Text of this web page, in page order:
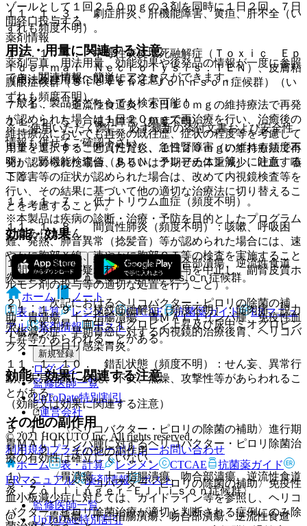
１１．１．３． 劇症肝炎、肝機能障害、黄疸、肝不全（い
ずれも頻度不明）。
１１．１．４． 中毒性表皮壊死融解症（Ｔｏｘｉｃ Ｅｐ
ｉｄｅｒｍａｌ Ｎｅｃｒｏｌｙｓｉｓ：ＴＥＮ）、皮膚粘
膜眼症候群（Ｓｔｅｖｅｎｓ−Ｊｏｈｎｓｏｎ症候群）（い
ずれも頻度不明）。
１１．１．５． 視力障害（頻度不明）。
１１．１．６． 間質性腎炎、急性腎障害（いずれも頻度不
明）：腎機能検査値（ＢＵＮ、クレアチニン等）に注意する
こと。
１１．１．７． 低ナトリウム血症（頻度不明）。
１１．１．８． 間質性肺炎（頻度不明）：咳嗽、呼吸困
難、発熱、肺音異常（捻髪音）等が認められた場合には、速
やかに胸部Ｘ線、速やかに胸部ＣＴ等の検査を実施すること
（間質性肺炎が疑われた場合には投与を中止し、副腎皮質ホ
ルモン剤の投与等の適切な処置を行うこと）。
１１．１．９． 横紋筋融解症（頻度不明）：筋肉痛、脱力
感、ＣＫ上昇、血中ミオグロビン上昇及び尿中ミオグロビン
上昇等があらわれることがある。
１１．１．１０． 錯乱状態（頻度不明）：せん妄、異常行
動、失見当識、幻覚、不安、焦燥、攻撃性等があらわれるこ
とがある。
その他の副作用
１１．２． その他の副作用
１）． 〈胃潰瘍、十二指腸潰瘍、吻合部潰瘍、逆流性食道
炎、Ｚｏｌｌｉｎｇｅｒ−Ｅｌｌｉｓｏｎ症候群〉
@． 〈胃潰瘍、十二指腸潰瘍、吻合部潰瘍、逆流性食道
ゾールとして１回２５０ｍｇの３剤を同時に１日２回、７日
間経口投与する。
用法・用量に関連する注意
（用法及び用量に関連する注意）
７．１． 〈逆流性食道炎〉１日１０ｍｇの維持療法で再発
が認められた場合は１日２０ｍｇで再治療を行い、治癒後の
維持療法においても再発の既往歴、症状の程度等を考慮して
用量を選択すること（ただし、１日２０ｍｇの維持療法で再
発が認められた場合、あるいは予期せぬ体重減少、吐血、嚥
下障害等の症状が認められた場合は、改めて内視鏡検査等を
行い、その結果に基づいて他の適切な治療法に切り替えるこ
とを考慮すること）。
効能・効果
１）． 胃潰瘍、十二指腸潰瘍、吻合部潰瘍、逆流性食道
炎、Ｚｏｌｌｉｎｇｅｒ−Ｅｌｌｉｓｏｎ症候群。
２）． 次記におけるヘリコバクター・ピロリの除菌の補
助：胃潰瘍、十二指腸潰瘍、胃ＭＡＬＴリンパ腫、免疫性血
小板減少症、早期胃癌に対する内視鏡的治療後胃、ヘリコバ
クター・ピロリ感染胃炎。
効能・効果に関連する注意
（効能又は効果に関連する注意）
５．１． 〈ヘリコバクター・ピロリの除菌の補助〉進行期
胃ＭＡＬＴリンパ腫に対するヘリコバクター・ピロリ除菌治
療の有効性は確立していない。
５．２． 〈ヘリコバクター・ピロリの除菌の補助〉免疫性
血小板減少症に対しては、ガイドライン等を参照し、ヘリコ
バクター・ピロリ除菌治療が適切と判断される症例にのみ除
薬剤情報
薬剤写真、用法用量、効能効果や後発品の情報が一度に参照
でき、関連情報へ簡単にアクセスができます。
一般名、製品名どちらでも検索可能！
※ ご使用いただく際に、必ず最新の添付文書および安全性
情報も併せてご確認下さい。
※本製品は疾病の診断・治療・予防を目的としたプログラム
ではありません。
ホーム
ノート
表・計算
レジメン CTCAE 抗菌薬ガイド
ERマニュ
アル
薬剤情報 ポスト
新規登録
ログイン
監修医師一覧
UpToDate特別割引
運営会社
© 2021 HOKUTO Inc. All rights reserved.
利用規約プライバシーポリシーお問い合わせ
ホーム
表・計算 レジメン CTCAE
抗菌薬ガイド
ERマニュアル
薬剤情報 ポスト
監修医師一覧
UpToDate特別割引